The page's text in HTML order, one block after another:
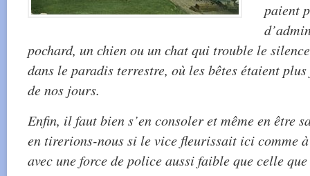
paient
pochard, un chien ou un chat qui trouble le
dans le paradis terrestre, où les bêtes étaient
de nos jours.
Enfin, il faut bien s’en consoler et même en être
en tirerions-nous si le vice fleurissait ici comme
avec une force de police aussi faible que celle